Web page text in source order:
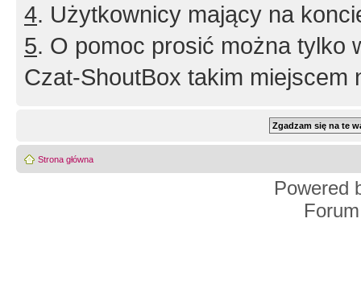
4. Użytkownicy mający na
5. O pomoc prosić można tylko
Czat-ShoutBox takim miejscem
Strona główna
Powered